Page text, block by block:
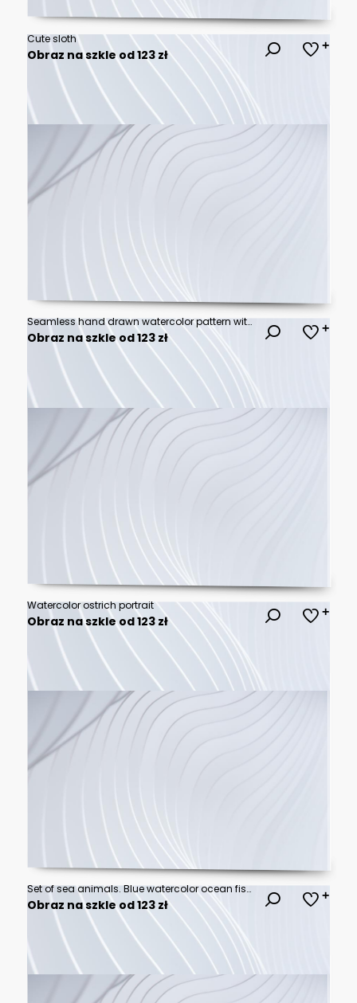
Cute sloth
Obraz na szkle od 123 zł
Seamless hand drawn watercolor pattern with leopard head, flowers, feathers, flowers.
Obraz na szkle od 123 zł
Watercolor ostrich portrait
Obraz na szkle od 123 zł
Set of sea animals. Blue watercolor ocean fish, Medusa, whale, seahorse
Obraz na szkle od 123 zł